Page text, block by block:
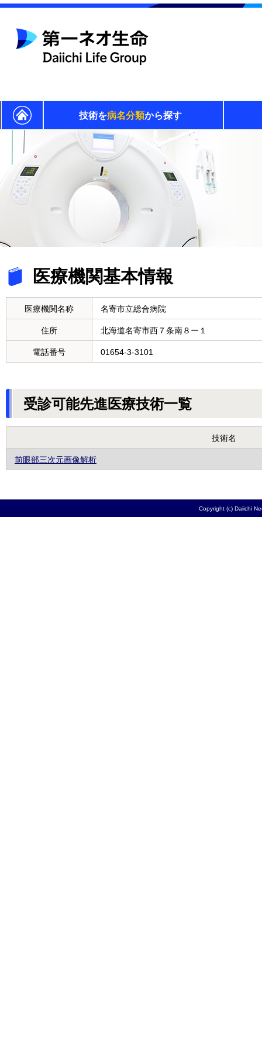
技術を病名分類から探す
医療機関基本情報
医療機関名称 名寄市立総合病院
住所 北海道名寄市西７条南８ー１
電話番号 01654-3-3101
受診可能先進医療技術一覧
技術名
前眼部三次元画像解析
Copyright (c) Daiichi